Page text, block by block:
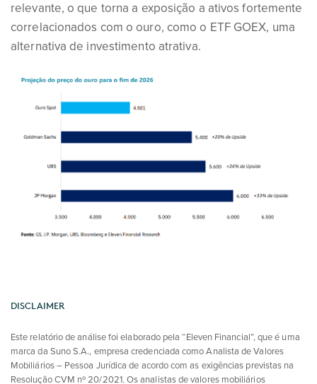
relevante, o que torna a exposição a ativos fortemente
correlacionados com o ouro, como o ETF GOEX, uma
alternativa de investimento atrativa.
DISCLAIMER
Este relatório de análise foi elaborado pela “Eleven Financial”, que é uma
marca da Suno S.A., empresa credenciada como Analista de Valores
Mobiliários – Pessoa Jurídica de acordo com as exigências previstas na
Resolução CVM nº 20/2021. Os analistas de valores mobiliários